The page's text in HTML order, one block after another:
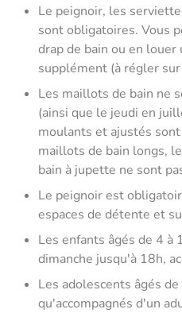
Le peignoir, les
sont obligatoires. Vous
drap de bain ou en
supplément (à régler
Les maillots de bain ne
(ainsi que le jeudi en
moulants et ajustés
maillots de bain longs,
bain à jupette ne sont
Le peignoir est
espaces de détente et
Les enfants âgés de 4 à
dimanche jusqu'à 18h,
Les adolescents âgés
qu'accompagnés d'un